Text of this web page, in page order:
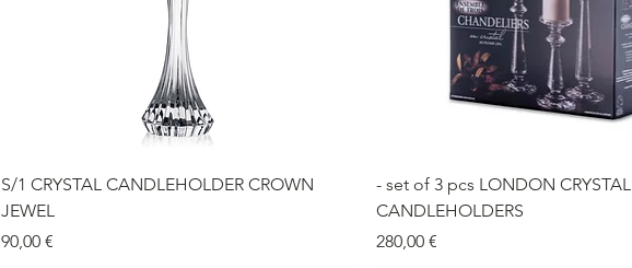
S/1 CRYSTAL CANDLEHOLDER CROWN
JEWEL
Price
90,00 €
- set of 3 pcs LONDON CRYSTAL
CANDLEHOLDERS
Price
280,00 €